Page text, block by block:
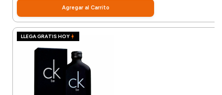
Agregar al Carrito
LLEGA GRATIS HOY